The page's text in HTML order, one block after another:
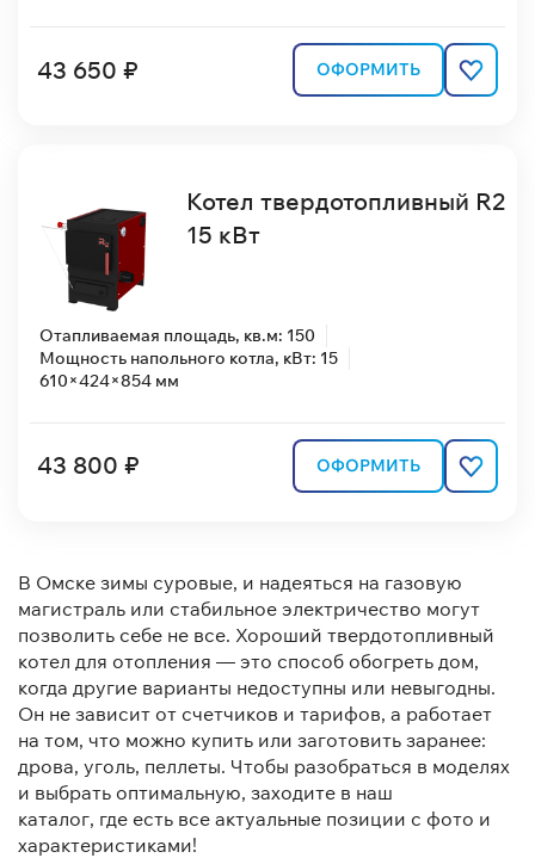
43 650 ₽ ОФОРМИТЬ
Котел твердотопливный R2
15 кВт
Отапливаемая площадь, кв.м: 150
Мощность напольного котла, кВт: 15
610×424×854 мм
43 800 ₽ ОФОРМИТЬ
В Омске зимы суровые, и надеяться на газовую
магистраль или стабильное электричество могут
позволить себе не все. Хороший твердотопливный
котел для отопления — это способ обогреть дом,
когда другие варианты недоступны или невыгодны.
Он не зависит от счетчиков и тарифов, а работает
на том, что можно купить или заготовить заранее:
дрова, уголь, пеллеты. Чтобы разобраться в моделях
и выбрать оптимальную, заходите в наш
каталог, где есть все актуальные позиции с фото и
характеристиками!